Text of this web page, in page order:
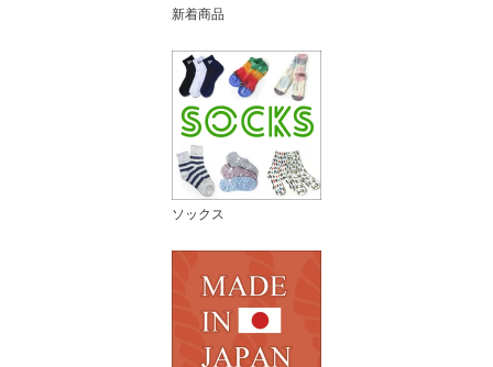
新着商品
ソックス